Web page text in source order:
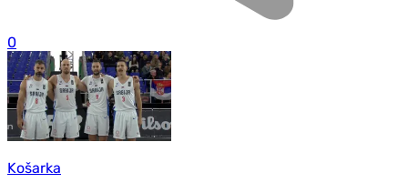
0
Košarka